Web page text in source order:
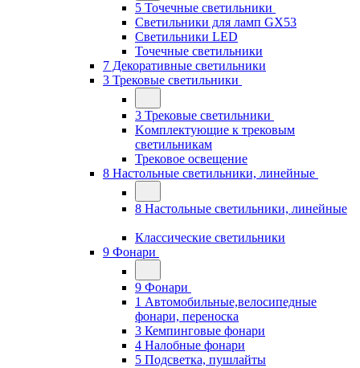
5 Точечные светильники
Светильники для ламп GХ53
Cветильники LED
Точечные светильники
7 Декоративные светильники
3 Трековые светильники
3 Трековые светильники
Kомплектующие к трековым
светильникам
Трековое освещение
8 Настольные светильники, линейные
8 Настольные светильники, линейные
Классические светильники
9 Фонари
9 Фонари
1 Автомобильные,велосипедные
фонари, переноска
3 Кемпинговые фонари
4 Налобные фонари
5 Подсветка, пушлайты